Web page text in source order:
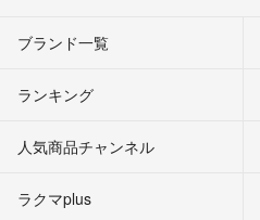
ブランド一覧
ランキング
人気商品チャンネル
ラクマplus